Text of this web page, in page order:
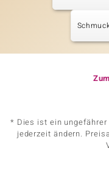
* Dies ist ein
jederzeit ändern.